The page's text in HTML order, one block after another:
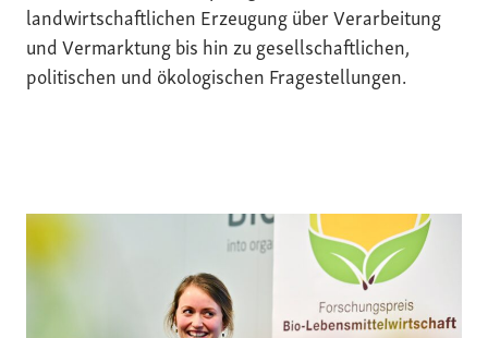
landwirtschaftlichen Erzeugung über Verarbeitung
und Vermarktung bis hin zu gesellschaftlichen,
politischen und ökologischen Fragestellungen.